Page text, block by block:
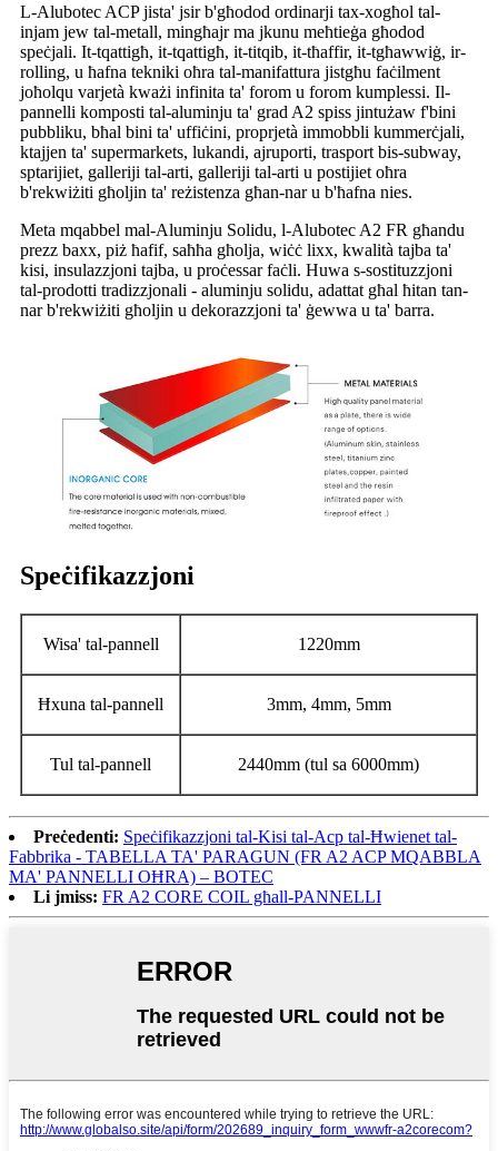
L-Alubotec ACP jista' jsir b'għodod ordinarji tax-xogħol tal-
injam jew tal-metall, mingħajr ma jkunu meħtieġa għodod
speċjali. It-tqattigħ, it-tqattigħ, it-titqib, it-tħaffir, it-tgħawwiġ, ir-
rolling, u ħafna tekniki oħra tal-manifattura jistgħu faċilment
joħolqu varjetà kważi infinita ta' forom u forom kumplessi. Il-
pannelli komposti tal-aluminju ta' grad A2 spiss jintużaw f'bini
pubbliku, bħal bini ta' uffiċini, proprjetà immobbli kummerċjali,
ktajjen ta' supermarkets, lukandi, ajruporti, trasport bis-subway,
sptarijiet, galleriji tal-arti, galleriji tal-arti u postijiet oħra
b'rekwiżiti għoljin ta' reżistenza għan-nar u b'ħafna nies.
Meta mqabbel mal-Aluminju Solidu, l-Alubotec A2 FR għandu
prezz baxx, piż ħafif, saħħa għolja, wiċċ lixx, kwalità tajba ta'
kisi, insulazzjoni tajba, u proċessar faċli. Huwa s-sostituzzjoni
tal-prodotti tradizzjonali - aluminju solidu, adattat għal ħitan tan-
nar b'rekwiżiti għoljin u dekorazzjoni ta' ġewwa u ta' barra.
Speċifikazzjoni
Wisa' tal-pannell 1220mm
Ħxuna tal-pannell 3mm, 4mm, 5mm
Tul tal-pannell 2440mm (tul sa 6000mm)
Preċedenti: Speċifikazzjoni tal-Kisi tal-Acp tal-Ħwienet tal-
Fabbrika - TABELLA TA' PARAGUN (FR A2 ACP MQABBLA
MA' PANNELLI OĦRA) – BOTEC
Li jmiss: FR A2 CORE COIL għall-PANNELLI